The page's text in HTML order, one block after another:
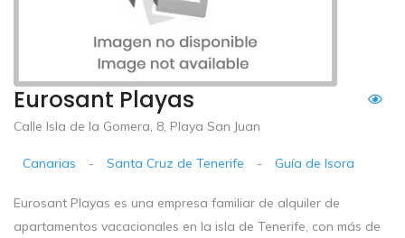
Eurosant Playas
Calle Isla de la Gomera, 8, Playa San Juan
Canarias - Santa Cruz de Tenerife - Guía de Isora
Eurosant Playas es una empresa familiar de alquiler de
apartamentos vacacionales en la isla de Tenerife, con más de